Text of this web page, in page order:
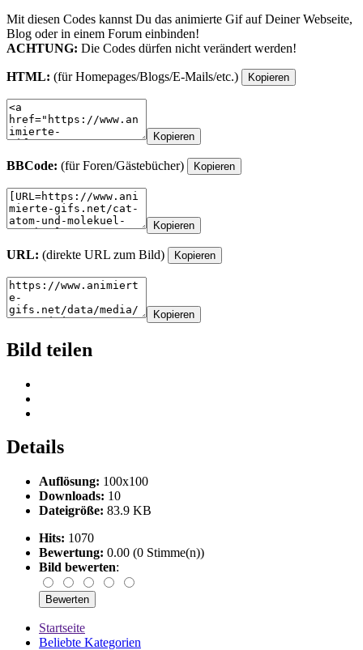
Mit diesen Codes kannst Du das animierte Gif auf Deiner Webseite,
Blog oder in einem Forum einbinden!
ACHTUNG: Die Codes dürfen nicht verändert werden!
HTML: (für Homepages/Blogs/E-Mails/etc.) Kopieren
Kopieren
BBCode: (für Foren/Gästebücher) Kopieren
Kopieren
URL: (direkte URL zum Bild) Kopieren
Kopieren
Bild teilen
Details
Auflösung: 100x100
Downloads: 10
Dateigröße: 83.9 KB
Hits: 1070
Bewertung: 0.00 (0 Stimme(n))
Bild bewerten:
Startseite
Beliebte Kategorien